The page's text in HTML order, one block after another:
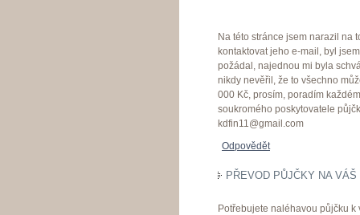
Na této stránce jsem narazil na
kontaktovat jeho e-mail, byl
požádal, najednou mi byla
nikdy nevěřil, že to všechno
000 Kč, prosím, poradím
soukromého poskytovatele
kdfin11@gmail.com
Odpovědět
PŘEVOD PŮJČKY NA
Potřebujete naléhavou půjčku